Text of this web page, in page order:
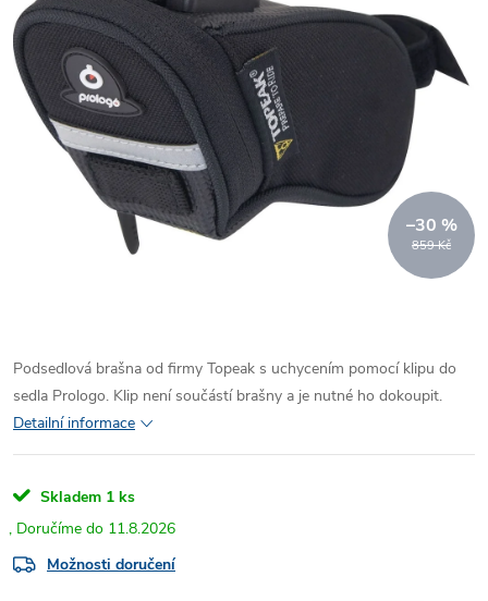
859 Kč
–30 %
Podsedlová brašna od firmy Topeak s uchycením pomocí klipu do
sedla Prologo. Klip není součástí brašny a je nutné ho dokoupit.
Detailní informace
Skladem 1 ks
11.8.2026
Možnosti doručení